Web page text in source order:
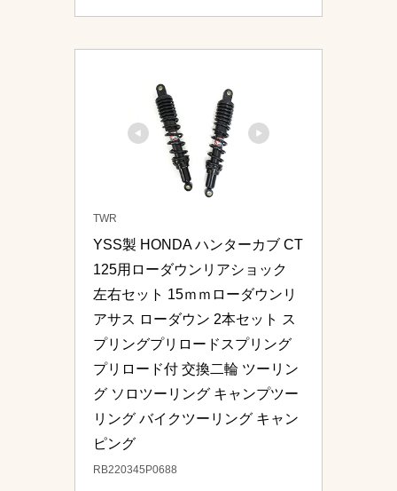
TWR
YSS製 HONDA ハンターカブ CT
125用ローダウンリアショック
左右セット 15ｍｍローダウンリ
アサス ローダウン 2本セット ス
プリングプリロードスプリング
プリロード付 交換二輪 ツーリン
グ ソロツーリング キャンプツー
リング バイクツーリング キャン
ピング
RB220345P0688